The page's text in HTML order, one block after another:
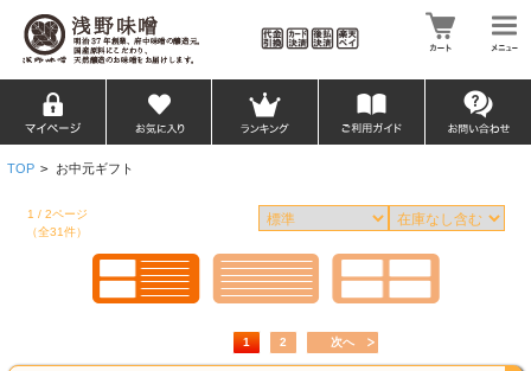
TOP > お中元ギフト
1 / 2ページ
（全31件）
1 2 次へ